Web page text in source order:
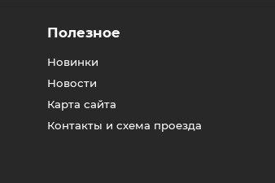
Полезное
Новинки
Новости
Карта сайта
Контакты и схема проезда